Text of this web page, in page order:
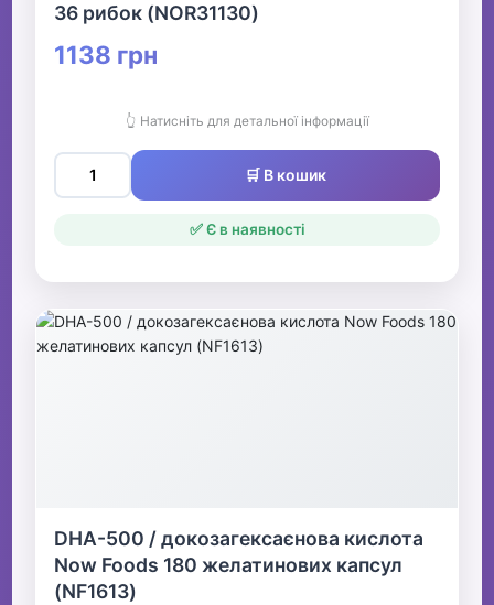
36 рибок (NOR31130)
1138 грн
👆 Натисніть для детальної інформації
🛒 В кошик
✅ Є в наявності
DHA-500 / докозагексаєнова кислота
Now Foods 180 желатинових капсул
(NF1613)